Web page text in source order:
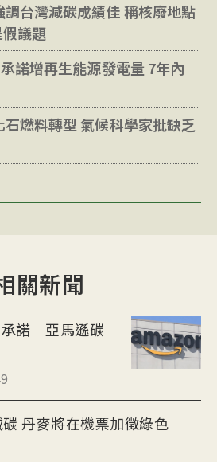
調台灣減碳成績佳 稱核廢地點
議題
諾增再生能源發電量 7年內
石燃料轉型 氣候科學家批缺乏
關新聞
承諾 亞馬遜碳
丹麥將在機票加徵綠色